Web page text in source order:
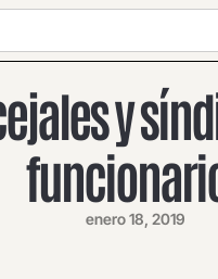
y
enero 18, 2019